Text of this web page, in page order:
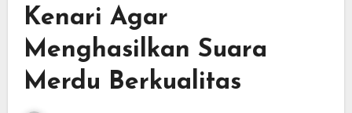
Kenari Agar
Menghasilkan Suara
Merdu Berkualitas